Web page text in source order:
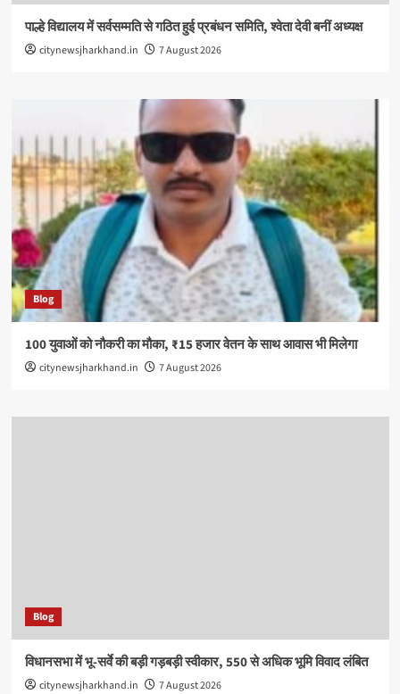
पाल्हे विद्यालय में सर्वसम्मति से गठित हुई प्रबंधन समिति, श्वेता देवी बनीं अध्यक्ष
citynewsjharkhand.in 7 August 2026
Blog
100 युवाओं को नौकरी का मौका, ₹15 हजार वेतन के साथ आवास भी मिलेगा
citynewsjharkhand.in 7 August 2026
Blog
विधानसभा में भू-सर्वे की बड़ी गड़बड़ी स्वीकार, 550 से अधिक भूमि विवाद लंबित
citynewsjharkhand.in 7 August 2026